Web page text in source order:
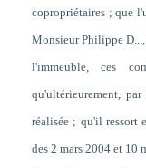
copropriétaires ; que
Monsieur Philippe
l'immeuble, ces
qu'ultérieurement,
réalisée ; qu'il ressort
des 2 mars 2004 et 10